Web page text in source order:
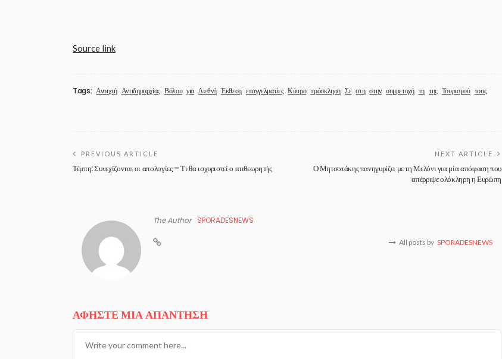
Source link
Tags: Ανοιχτή Αντιδημαρχίας Βόλου για Διεθνή Έκθεση επαγγελματίες Κύπρο πρόσκληση Σε στη στην συμμετοχή τη της Τουρισμού τους
PREVIOUS ARTICLE
Τέμπη: Συνεχίζονται οι απολογίες – Τι θα ισχυριστεί ο επιθεωρητής
NEXT ARTICLE
Ο Μητσοτάκης πανηγυρίζει με τη Μελόνι για μία απόφαση που
απέρριψε ολόκληρη η Ευρώπη
The Author SPORADESNEWS
All posts by SPORADESNEWS
ΑΦΉΣΤΕ ΜΙΑ ΑΠΆΝΤΗΣΗ